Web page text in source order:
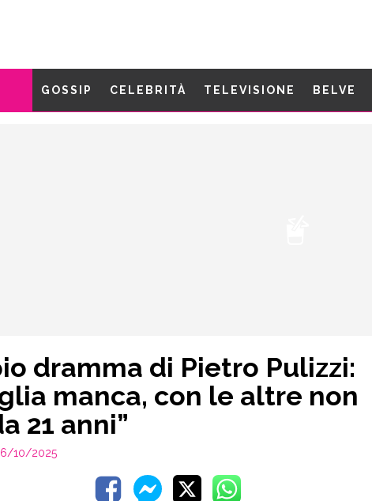
GOSSIP CELEBRITÀ TELEVISIONE BELVE
dramma di Pietro Pulizzi:
manca, con le altre non
21 anni”
10/2025